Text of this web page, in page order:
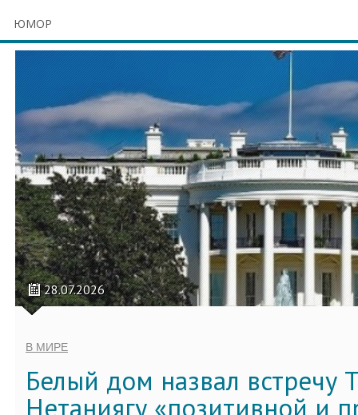
ЮМОР
28.07.2026
В МИРЕ
Белый дом назвал встречу
Нетаниягу «позитивной и